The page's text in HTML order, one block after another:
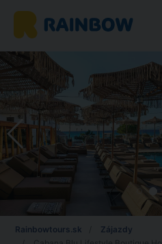
Rainbowtours.sk
Zájazdy